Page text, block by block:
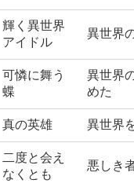
輝く異世界
アイドル
異世界
可憐に舞う
蝶
異世界
めた
真の英雄 異世界
二度と会え
なくとも
悪しき